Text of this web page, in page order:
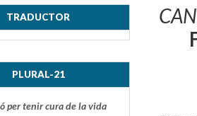
TRADUCTOR
PLURAL-21
per tenir cura de la vida